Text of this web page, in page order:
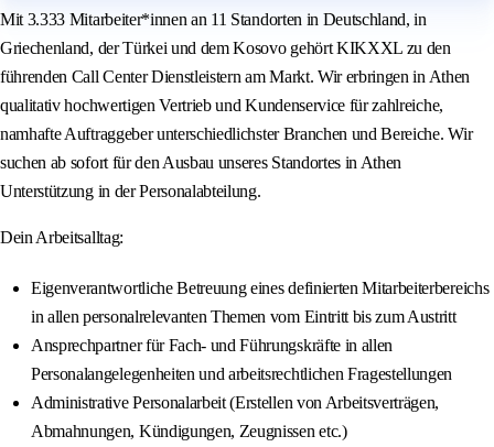
Mit 3.333 Mitarbeiter*innen an 11 Standorten in Deutschland, in
Griechenland, der Türkei und dem Kosovo gehört KIKXXL zu den
führenden Call Center Dienstleistern am Markt. Wir erbringen in Athen
qualitativ hochwertigen Vertrieb und Kundenservice für zahlreiche,
namhafte Auftraggeber unterschiedlichster Branchen und Bereiche. Wir
suchen ab sofort für den Ausbau unseres Standortes in Athen
Unterstützung in der Personalabteilung.
Dein Arbeitsalltag:
Eigenverantwortliche Betreuung eines definierten Mitarbeiterbereichs
in allen personalrelevanten Themen vom Eintritt bis zum Austritt
Ansprechpartner für Fach- und Führungskräfte in allen
Personalangelegenheiten und arbeitsrechtlichen Fragestellungen
Administrative Personalarbeit (Erstellen von Arbeitsverträgen,
Abmahnungen, Kündigungen, Zeugnissen etc.)